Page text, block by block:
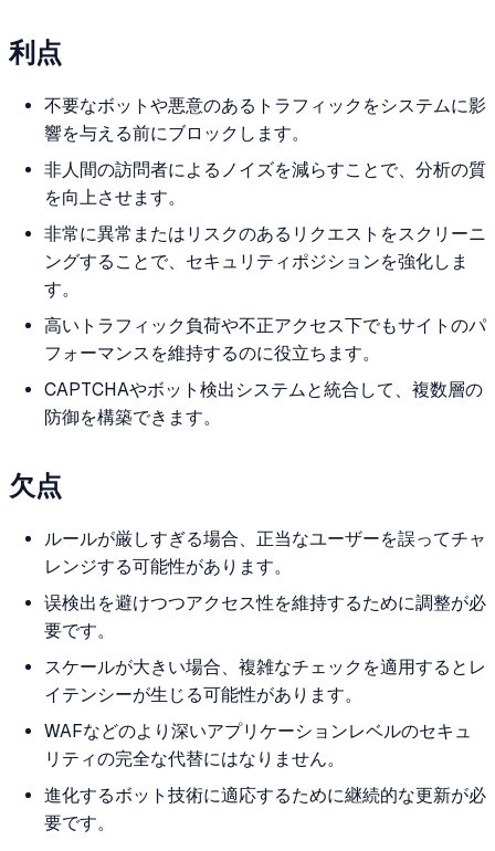
利点
不要なボットや悪意のあるトラフィックをシステムに影
響を与える前にブロックします。
非人間の訪問者によるノイズを減らすことで、分析の質
を向上させます。
非常に異常またはリスクのあるリクエストをスクリーニ
ングすることで、セキュリティポジションを強化しま
す。
高いトラフィック負荷や不正アクセス下でもサイトのパ
フォーマンスを維持するのに役立ちます。
CAPTCHAやボット検出システムと統合して、複数層の
防御を構築できます。
欠点
ルールが厳しすぎる場合、正当なユーザーを誤ってチャ
レンジする可能性があります。
误検出を避けつつアクセス性を維持するために調整が必
要です。
スケールが大きい場合、複雑なチェックを適用するとレ
イテンシーが生じる可能性があります。
WAFなどのより深いアプリケーションレベルのセキュ
リティの完全な代替にはなりません。
進化するボット技術に適応するために継続的な更新が必
要です。